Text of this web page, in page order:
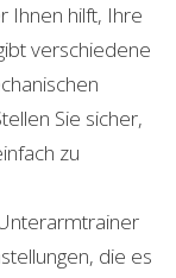
Ihnen hilft, Ihre
verschiedene
Sie sicher,
zu
die es